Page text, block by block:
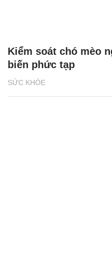
SỨC KHỎE
Kiểm soát chó mèo
biến phức tạp